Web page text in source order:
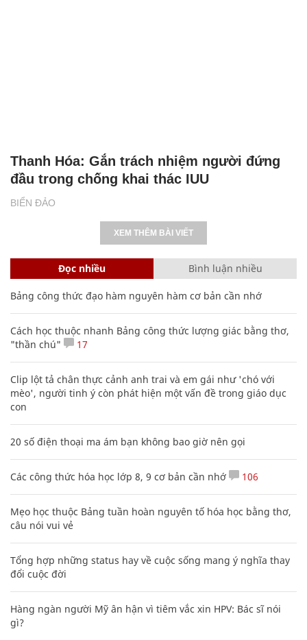
BIỂN ĐẢO
Thanh Hóa: Gắn trách nhiệm người đứng
đầu trong chống khai thác IUU
XEM THÊM BÀI VIẾT
Đọc nhiều Bình luận nhiều
Bảng công thức đạo hàm nguyên hàm cơ bản cần nhớ
Cách học thuộc nhanh Bảng công thức lượng giác bằng thơ,
"thần chú"
17
Clip lột tả chân thực cảnh anh trai và em gái như 'chó với
mèo', người tinh ý còn phát hiện một vấn đề trong giáo dục
con
20 số điện thoại ma ám bạn không bao giờ nên gọi
Các công thức hóa học lớp 8, 9 cơ bản cần nhớ 106
Mẹo học thuộc Bảng tuần hoàn nguyên tố hóa học bằng thơ,
câu nói vui vẻ
Tổng hợp những status hay về cuộc sống mang ý nghĩa thay
đổi cuộc đời
Hàng ngàn người Mỹ ân hận vì tiêm vắc xin HPV: Bác sĩ nói
gì?